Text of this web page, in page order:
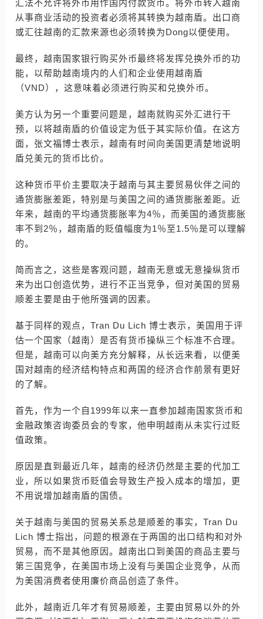
汇法不允许将外币用作国内付款货币。将外币转入越南
从事商业活动的投资者必须将其转换为越南盾。出口商
或汇往越南的汇款来源也必须转换为Dong以便使用。
最终，越南国家银行购买外币最终将发挥兑换外币的功
能，以帮助越南境内的人们和企业使用越南盾
（VND），这意味着必须进行购买和兑换外币。
美方认为另一个重要问题是，越南就购买外汇进行干
预，以将越南盾的价值设定为低于其实际价值。在这方
面，张文福博士表示，越南有时间向美国更清楚地说明
盾兑美元的货币比价。
这种货币平价主要取决于越南与其主要贸易伙伴之间的
通货膨胀差距，特别是与美国之间的通货膨胀差距。近
年来，越南的平均通货膨胀率为4％，而美国的通货膨胀
率不到2％，越南盾的贬值幅度为1％至1.5％是可以理解
的。
简而言之，这些是客观问题，越南无意或无意操纵货币
来为出口创造优势，进行不正当竞争，但对美国的贸易
顺差主要是由于他所强调的因素。
基于同样的观点，Tran Du Lich 博士表示，美国用于评
估一个国家（越南）是否有货币操纵三个标准不合理。
但是，越南可以向美方充分解释，从长远来看，以便美
国对越南的经济结构特点和两国的经济合作前景有更好
的了解。
首先，作为一个自1999年以来一直参加越南国家货币和
金融政策咨询委员会的专家，他申明越南从未实行过贬
值政策。
原因是直到最近几年，越南的经济仍然是主要的代加工
业，所以如果货币贬值会导致生产投入成本的增加，更
不用说增加越南盾的国债。
关于越南与美国的贸易关系总是顺差的事实，Tran Du
Lich 博士指出，问题的根源在于两国的出口结构和对外
贸易，而不是其他原因。越南出口到美国的商品主要与
第三国竞争，在美国市场上没有与美国企业竞争，从而
为美国消费者使用廉价商品创造了条件。
此外，越南近几年才有贸易顺差，主要由贸易以外的外